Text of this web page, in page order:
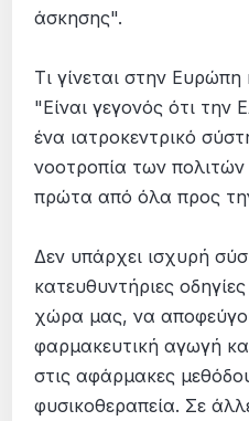
άσκησης".
Τι γίνεται στην
"Είναι γεγονός ότι
ένα ιατροκεντρικό
νοοτροπία των πολιτών
πρώτα από όλα προς
Δεν υπάρχει ισχυρή
κατευθυντήριες
χώρα μας, να
φαρμακευτική αγωγή
στις αφάρμακες
φυσικοθεραπεία. Σε